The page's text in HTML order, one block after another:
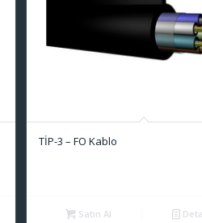
TİP-3 – FO Kablo
Satın Al